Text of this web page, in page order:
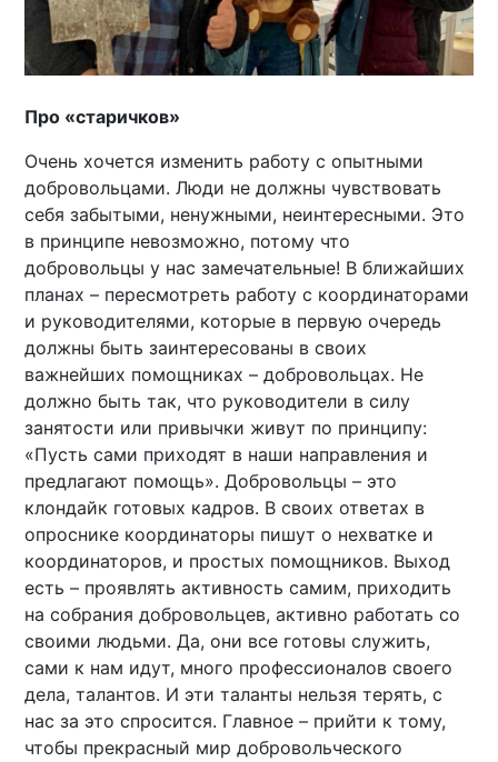
Про «старичков»
Очень хочется изменить работу с опытными
добровольцами. Люди не должны чувствовать
себя забытыми, ненужными, неинтересными. Это
в принципе невозможно, потому что
добровольцы у нас замечательные! В ближайших
планах – пересмотреть работу с координаторами
и руководителями, которые в первую очередь
должны быть заинтересованы в своих
важнейших помощниках – добровольцах. Не
должно быть так, что руководители в силу
занятости или привычки живут по принципу:
«Пусть сами приходят в наши направления и
предлагают помощь». Добровольцы – это
клондайк готовых кадров. В своих ответах в
опроснике координаторы пишут о нехватке и
координаторов, и простых помощников. Выход
есть – проявлять активность самим, приходить
на собрания добровольцев, активно работать со
своими людьми. Да, они все готовы служить,
сами к нам идут, много профессионалов своего
дела, талантов. И эти таланты нельзя терять, с
нас за это спросится. Главное – прийти к тому,
чтобы прекрасный мир добровольческого